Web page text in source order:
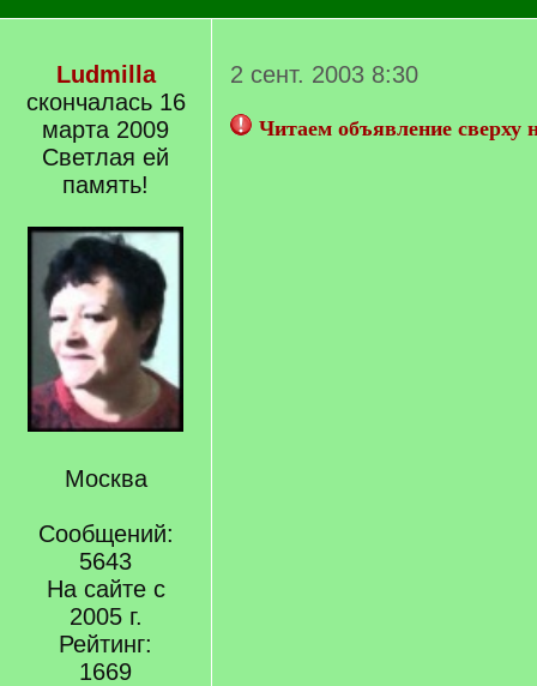
Ludmilla
скончалась 16
марта 2009
Светлая ей
память!
Москва
Сообщений:
5643
На сайте с
2005 г.
Рейтинг:
1669
2 сент. 2003 8:30
Читаем объявление сверху